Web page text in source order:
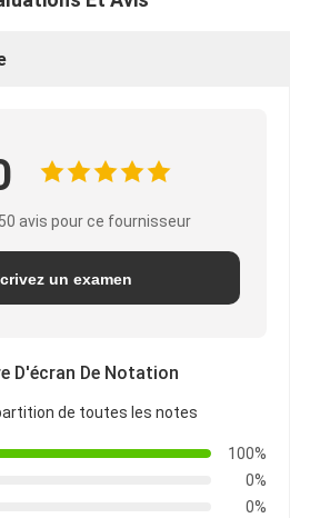
avis pour ce fournisseur
un examen
D'écran De Notation
de toutes les notes
100%
0%
0%